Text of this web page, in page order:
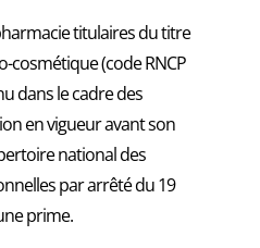
titulaires du titre
cosmétique (code RNCP
dans le cadre des
en vigueur avant son
national des
par arrêté du 19
prime.